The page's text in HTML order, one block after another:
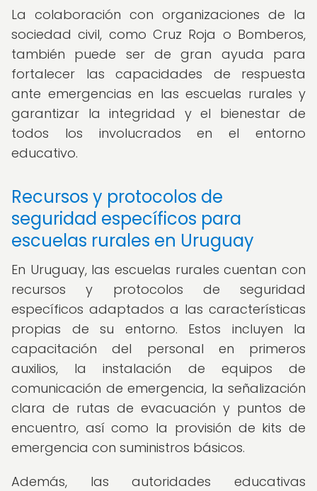
La colaboración con organizaciones de la
sociedad civil, como Cruz Roja o Bomberos,
también puede ser de gran ayuda para
fortalecer las capacidades de respuesta
ante emergencias en las escuelas rurales y
garantizar la integridad y el bienestar de
todos los involucrados en el entorno
educativo.
Recursos y protocolos de
seguridad específicos para
escuelas rurales en Uruguay
En Uruguay, las escuelas rurales cuentan con
recursos y protocolos de seguridad
específicos adaptados a las características
propias de su entorno. Estos incluyen la
capacitación del personal en primeros
auxilios, la instalación de equipos de
comunicación de emergencia, la señalización
clara de rutas de evacuación y puntos de
encuentro, así como la provisión de kits de
emergencia con suministros básicos.
Además, las autoridades educativas